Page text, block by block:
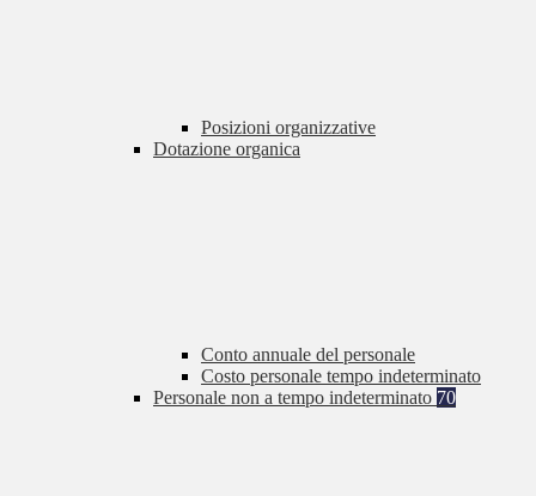
Posizioni organizzative
Dotazione organica
Conto annuale del personale
Costo personale tempo indeterminato
Personale non a tempo indeterminato 70